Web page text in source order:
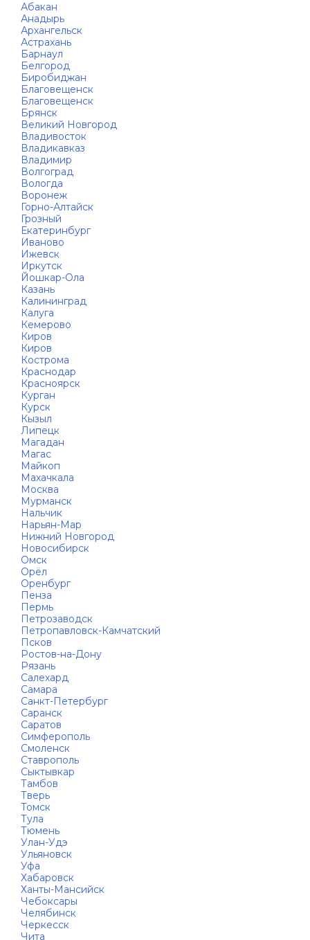
Абакан
Анадырь
Архангельск
Астрахань
Барнаул
Белгород
Биробиджан
Благовещенск
Благовещенск
Брянск
Великий Новгород
Владивосток
Владикавказ
Владимир
Волгоград
Вологда
Воронеж
Горно-Алтайск
Грозный
Екатеринбург
Иваново
Ижевск
Иркутск
Йошкар-Ола
Казань
Калининград
Калуга
Кемерово
Киров
Киров
Кострома
Краснодар
Красноярск
Курган
Курск
Кызыл
Липецк
Магадан
Магас
Майкоп
Махачкала
Москва
Мурманск
Нальчик
Нарьян-Мар
Нижний Новгород
Новосибирск
Омск
Орёл
Оренбург
Пенза
Пермь
Петрозаводск
Петропавловск-Камчатский
Псков
Ростов-на-Дону
Рязань
Салехард
Самара
Санкт-Петербург
Саранск
Саратов
Симферополь
Смоленск
Ставрополь
Сыктывкар
Тамбов
Тверь
Томск
Тула
Тюмень
Улан-Удэ
Ульяновск
Уфа
Хабаровск
Ханты-Мансийск
Чебоксары
Челябинск
Черкесск
Чита